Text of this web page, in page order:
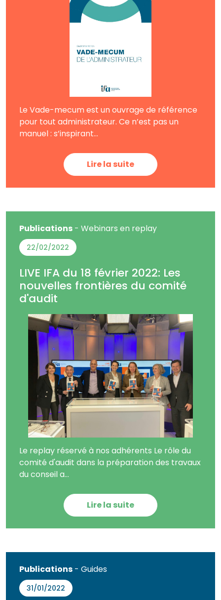
Le Vade-mecum est un ouvrage de référence
pour tout administrateur. Ce n’est pas un
manuel : s’inspirant...
Lire la suite
Publications- Webinars en replay
22/02/2022
LIVE IFA du 18 février 2022: Les
nouvelles frontières du comité
d'audit
Le replay réservé à nos adhérents Le rôle du
comité d'audit dans la préparation des travaux
du conseil a...
Lire la suite
Publications- Guides
31/01/2022